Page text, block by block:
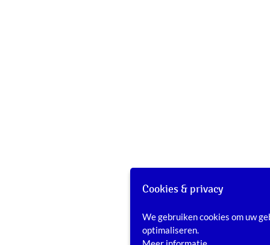
Cookies & privacy
We gebruiken cookies om uw
optimaliseren.